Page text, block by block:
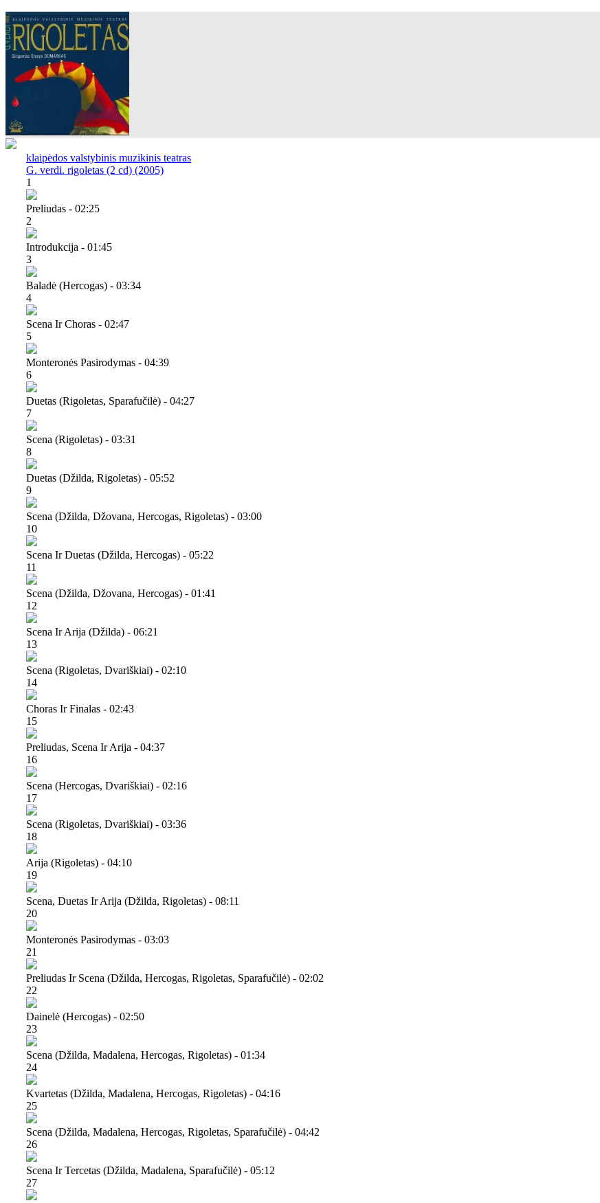
klaipėdos valstybinis muzikinis teatras
G. verdi. rigoletas (2 cd) (2005)
1
Preliudas - 02:25
2
Introdukcija - 01:45
3
Baladė (hercogas) - 03:34
4
Scena Ir Choras - 02:47
5
Monteronės Pasirodymas - 04:39
6
Duetas (rigoletas, Sparafučilė) - 04:27
7
Scena (rigoletas) - 03:31
8
Duetas (džilda, Rigoletas) - 05:52
9
Scena (džilda, Džovana, Hercogas, Rigoletas) - 03:00
10
Scena Ir Duetas (džilda, Hercogas) - 05:22
11
Scena (džilda, Džovana, Hercogas) - 01:41
12
Scena Ir Arija (džilda) - 06:21
13
Scena (rigoletas, Dvariškiai) - 02:10
14
Choras Ir Finalas - 02:43
15
Preliudas, Scena Ir Arija - 04:37
16
Scena (hercogas, Dvariškiai) - 02:16
17
Scena (rigoletas, Dvariškiai) - 03:36
18
Arija (rigoletas) - 04:10
19
Scena, Duetas Ir Arija (džilda, Rigoletas) - 08:11
20
Monteronės Pasirodymas - 03:03
21
Preliudas Ir Scena (džilda, Hercogas, Rigoletas, Sparafučilė) - 02:02
22
Dainelė (hercogas) - 02:50
23
Scena (džilda, Madalena, Hercogas, Rigoletas) - 01:34
24
Kvartetas (džilda, Madalena, Hercogas, Rigoletas) - 04:16
25
Scena (džilda, Madalena, Hercogas, Rigoletas, Sparafučilė) - 04:42
26
Scena Ir Tercetas (džilda, Madalena, Sparafučilė) - 05:12
27